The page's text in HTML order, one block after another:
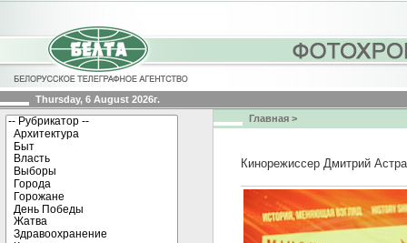
Thursday, 6 August 2026г.
Главная >
Кинорежиссер Дмитрий